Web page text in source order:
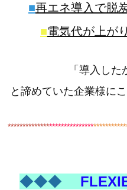
■再エネ導入で脱
■電気代が上が
「導入し
と諦めていた企業様に
*****************************
◆◆◆